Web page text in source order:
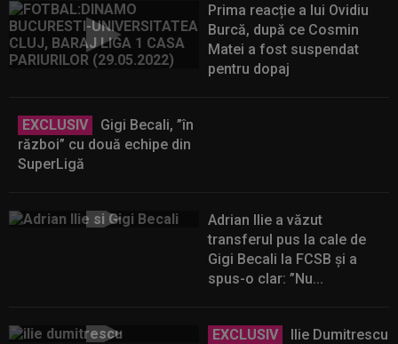
Prima reacție a lui Ovidiu
Burcă, după ce Cosmin
Matei a fost suspendat
pentru dopaj
EXCLUSIV
Gigi Becali, ”în
război” cu două echipe din
SuperLigă
Adrian Ilie a văzut
transferul pus la cale de
Gigi Becali la FCSB și a
spus-o clar: ”Nu...
EXCLUSIV
Ilie Dumitrescu